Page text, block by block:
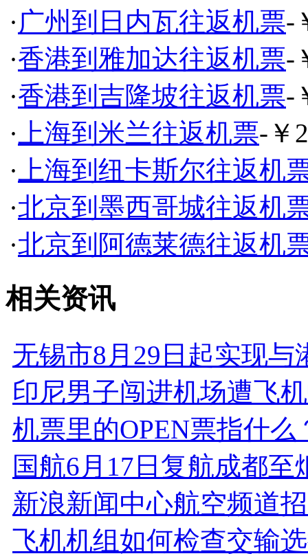
·广州到日内瓦往返机票-
·香港到雅加达往返机票-
·香港到吉隆坡往返机票-
· 上海到米兰往返机票-￥
· 上海到纽卡斯尔往返机
·北京到墨西哥城往返机
·北京到阿德莱德往返机
相关资讯
无锡市8月29日起实现与
印尼男子闯进机场遭飞
机票里的OPEN票指什么
国航6月17日复航成都至
新浪新闻中心航空频道
飞机机组如何检查交输